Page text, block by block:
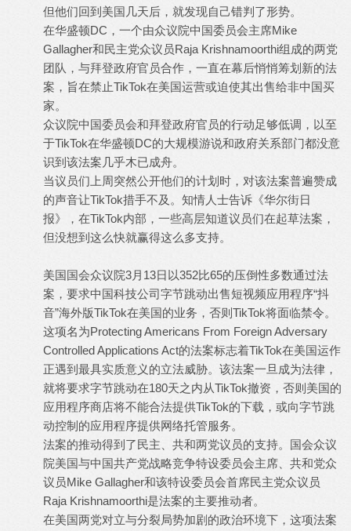
但他们回到美国几天后，就发现自己错判了形势。
在华盛顿DC，一个由众议院中国委员会主席Mike
Gallagher和民主党众议员Raja Krishnamoorthi组成的两党
团队，与拜登政府官员合作，一直在幕后悄悄筹划新的法
案，旨在禁止TikTok在美国运营或迫使其出售给非中国买
家。
众议院中国委员会和拜登政府官员的行动足够低调，以至
于TikTok在华盛顿DC的大规模游说和政府关系部门都没意
识到该法案几乎木已成舟。
当议员们上周突然公开他们的计划时，对该法案普遍赞成
的声音让TikTok措手不及。知情人士告诉《华尔街日
报》，在TikTok内部，一些高层知道议员们在起草法案，
但没想到这么快就赢得这么多支持。
美国国会众议院3月13日以352比65的压倒性多数通过法
案，要求中国科技公司字节跳动出售短视频应用程序“抖
音”海外版TikTok在美国的业务，否则TikTok将面临禁令。
这项名为Protecting Americans From Foreign Adversary
Controlled Applications Act的法案标志着TikTok在美国运作
正遇到最具实质意义的立法威胁。该法案一旦成为法律，
就将要求字节跳动在180天之内从TikTok撤资，否则美国的
应用程序商店将不能合法提供TikTok的下载，或向字节跳
动控制的应用程序提供网络托管服务。
法案的推动得到了民主、共和两党议员的支持。国会众议
院美国与中国共产党战略竞争特设委员会主席、共和党众
议员Mike Gallagher和该特设委员会首席民主党众议员
Raja Krishnamoorthi是法案的主要推动者。
在美国两党对立与分裂局势加剧的政治环境下，这项法案